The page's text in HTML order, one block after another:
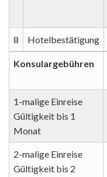
8 Hotelbestätigung
Konsulargebühren
1-malige Einreise
Gültigkeit bis 1
Monat
2-malige Einreise
Gültigkeit bis 2